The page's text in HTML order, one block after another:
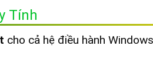
Tính
cho cả hệ điều hành